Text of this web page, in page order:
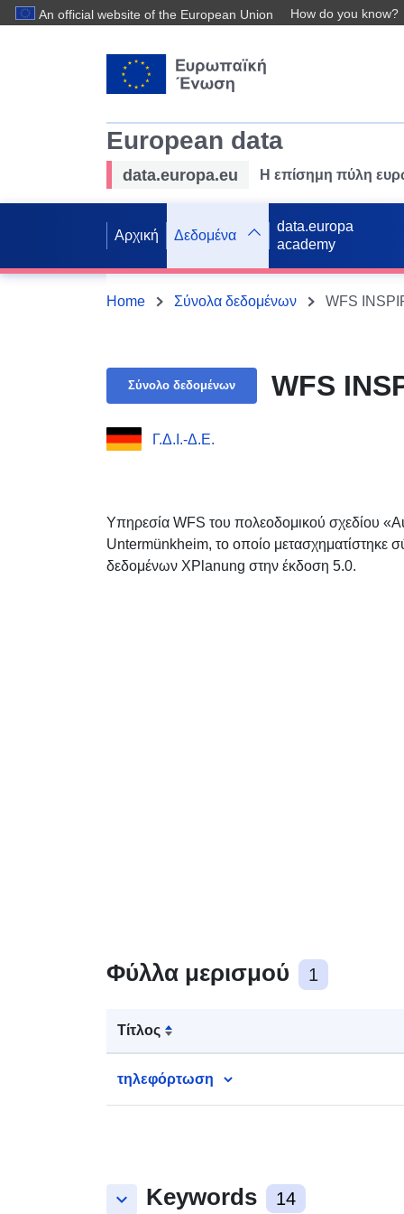
An official website of the European Union How do you know?
European data
data.europa.eu Η επίσημη πύλη
Αρχική Δεδομένα
data.europa
academy
Home Σύνολα δεδομένων WFS
Σύνολο δεδομένων WFS
Γ.Δ.Ι.-Δ.Ε.
Υπηρεσία WFS του πολεοδομικού σχεδίου
Untermünkheim, το οποίο μετασχηματίστηκε
δεδομένων XPlanung στην έκδοση 5.0.
Φύλλα μερισμού 1
Τίτλος
τηλεφόρτωση
keyboard_arrow_down Keywords 14